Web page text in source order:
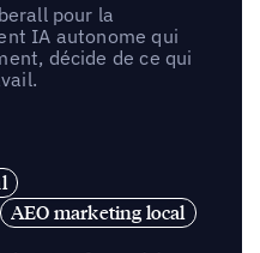
pour la
IA autonome qui
décide de ce qui
AEO marketing local